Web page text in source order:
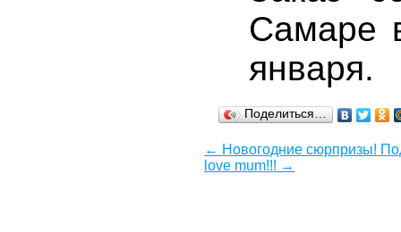
Самаре
января.
Поделиться…
← Новогодние сюрпризы!
love mum!!! →